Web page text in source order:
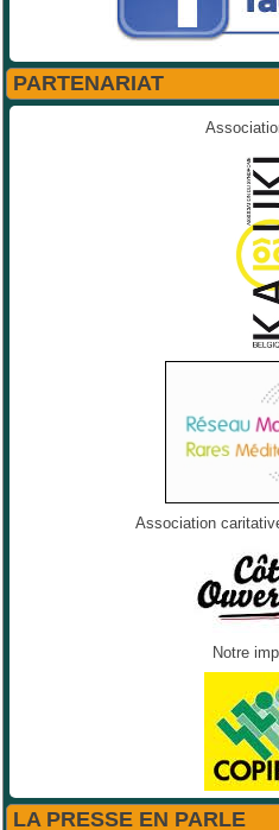
PARTENARIAT
Association
Notre
LA PRESSE EN PARLE